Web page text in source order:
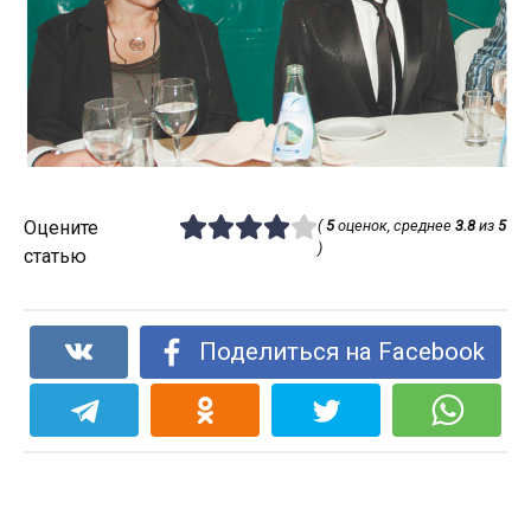
Оцените
статью
(5оценок, среднее3.8 из5
)
Поделиться на Facebook